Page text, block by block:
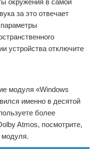
окружения в самой
за это отвечает
устройства отключите
модуля «Windows
именно в десятой
более
Atmos, посмотрите,
модуля.